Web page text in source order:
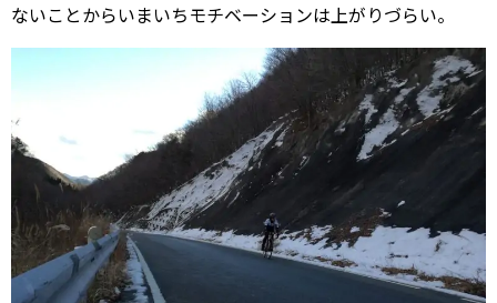
ないことからいまいちモチベーションは上がりづらい。